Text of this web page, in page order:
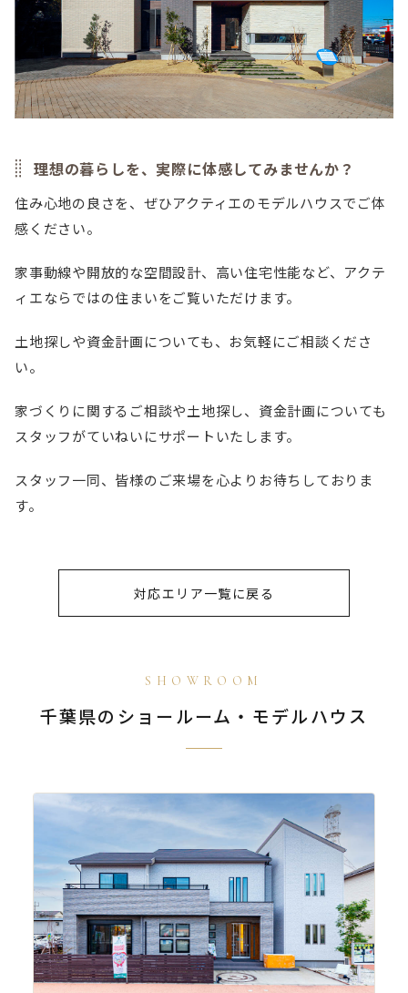
理想の暮らしを、実際に体感してみませんか？
住み心地の良さを、ぜひアクティエのモデルハウスでご体
感ください。
家事動線や開放的な空間設計、高い住宅性能など、アクテ
ィエならではの住まいをご覧いただけます。
土地探しや資金計画についても、お気軽にご相談くださ
い。
家づくりに関するご相談や土地探し、資金計画についても
スタッフがていねいにサポートいたします。
スタッフ一同、皆様のご来場を心よりお待ちしておりま
す。
対応エリア一覧に戻る
SHOWROOM
千葉県のショールーム・モデルハウス